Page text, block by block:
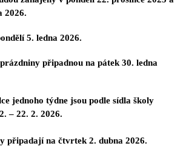
2026.
5. ledna 2026.
připadnou na pátek 30. ledna
jednoho týdne jsou podle sídla školy
– 22. 2. 2026.
připadajína čtvrtek 2. dubna 2026.